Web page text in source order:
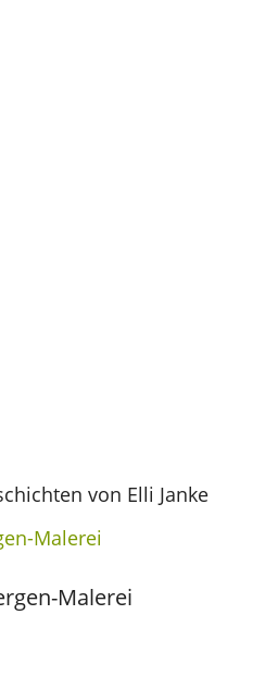
von Elli Janke
Malerei